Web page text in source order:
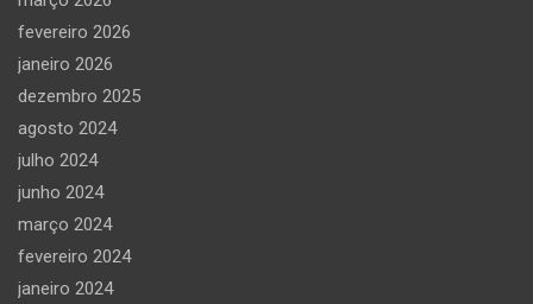
fevereiro 2026
janeiro 2026
dezembro 2025
agosto 2024
julho 2024
junho 2024
março 2024
fevereiro 2024
janeiro 2024